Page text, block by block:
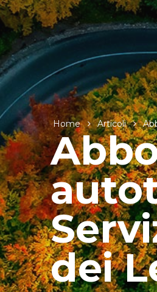
Home Articoli
dei